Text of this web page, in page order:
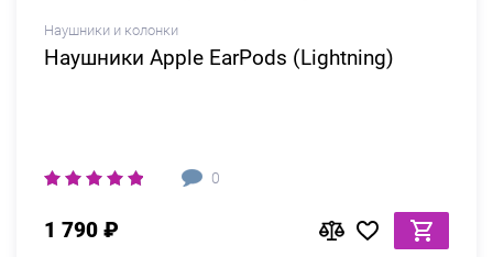
Наушники и колонки
Наушники Apple EarPods (Lightning)
0
1 790 ₽